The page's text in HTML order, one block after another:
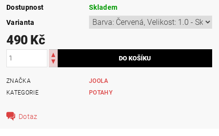
Dostupnost
Skladem
Varianta
490 Kč
ZNAČKA
JOOLA
KATEGORIE
POTAHY
Dotaz